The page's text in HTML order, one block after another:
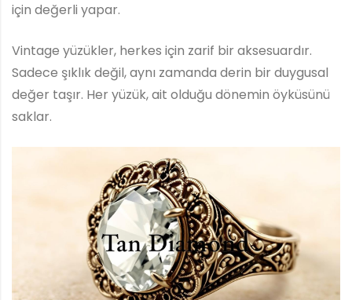
için değerli yapar.
Vintage yüzükler, herkes için zarif bir aksesuardır.
Sadece şıklık değil, aynı zamanda derin bir duygusal
değer taşır. Her yüzük, ait olduğu dönemin öyküsünü
saklar.